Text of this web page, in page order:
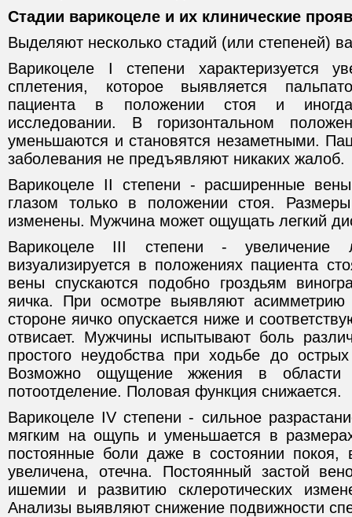
Стадии варикоцеле и их клинические
Выделяют несколько стадий (или степеней)
Варикоцеле I степени характеризуется
сплетения, которое выявляется
пациента в положении стоя и иногда
исследовании. В горизонтальном
уменьшаются и становятся незаметными.
заболевания не предъявляют никаких жалоб.
Варикоцеле II степени - расширенные
глазом только в положении стоя.
изменены. Мужчина может ощущать легкий
Варикоцеле III степени - увеличение
визуализируется в положениях пациента
вены спускаются подобно гроздьям
яичка. При осмотре выявляют
стороне яичко опускается ниже и
отвисает. Мужчины испытывают боль
простого неудобства при ходьбе до
Возможно ощущение жжения в области
потоотделение. Половая функция снижается.
Варикоцеле IV степени - сильное
мягким на ощупь и уменьшается в
постоянные боли даже в состоянии
увеличена, отечна. Постоянный застой
ишемии и развитию склеротических
Анализы выявляют снижение подвижности